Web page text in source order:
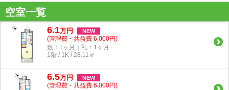
空室一覧
6.1万円 NEW
(管理費・共益費 6,000円)
敷：1ヶ月｜礼：1ヶ月
1階 / 1K / 28.11㎡
6.5万円 NEW
(管理費・共益費 6,000円)